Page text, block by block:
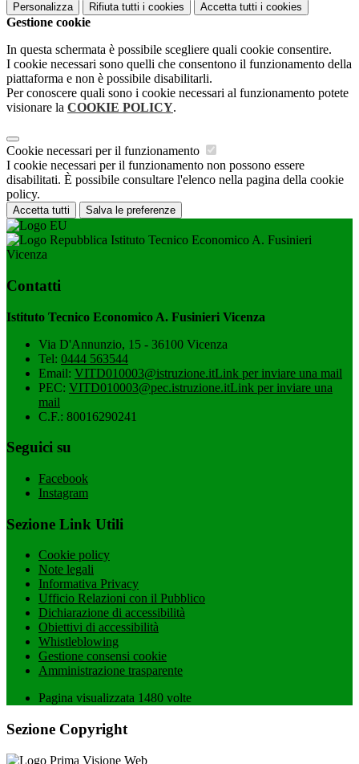
Personalizza Rifiuta tutti i cookies Accetta tutti i cookies
Gestione cookie
In questa schermata è possibile scegliere quali cookie consentire.
I cookie necessari sono quelli che consentono il funzionamento della
piattaforma e non è possibile disabilitarli.
Per conoscere quali sono i cookie necessari al funzionamento potete
visionare la COOKIE POLICY.
Cookie necessari per il funzionamento
I cookie necessari per il funzionamento non possono essere
disabilitati. È possibile consultare l'elenco nella pagina della cookie
policy.
Accetta tutti Salva le preferenze
Istituto Tecnico Economico A. Fusinieri
Vicenza
Contatti
Istituto Tecnico Economico A. Fusinieri Vicenza
Via D'Annunzio, 15 - 36100 Vicenza
Tel: 0444 563544
Email: VITD010003@istruzione.itLink per inviare una mail
PEC: VITD010003@pec.istruzione.itLink per inviare una
mail
C.F.: 80016290241
Seguici su
Facebook
Instagram
Sezione Link Utili
Cookie policy
Note legali
Informativa Privacy
Ufficio Relazioni con il Pubblico
Dichiarazione di accessibilità
Obiettivi di accessibilità
Whistleblowing
Gestione consensi cookie
Amministrazione trasparente
Pagina visualizzata 1480 volte
Sezione Copyright